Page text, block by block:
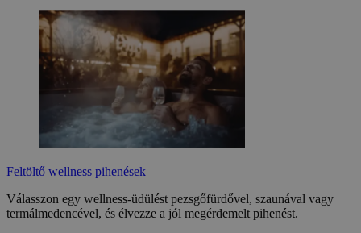
Feltöltő wellness pihenések
Válasszon egy wellness-üdülést pezsgőfürdővel, szaunával vagy
termálmedencével, és élvezze a jól megérdemelt pihenést.